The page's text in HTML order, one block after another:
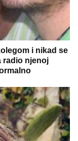
i nikad se
radio njenoj